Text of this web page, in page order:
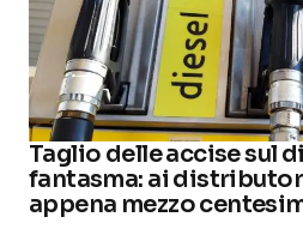
Taglio delle accise sul
fantasma: ai
appena mezzo